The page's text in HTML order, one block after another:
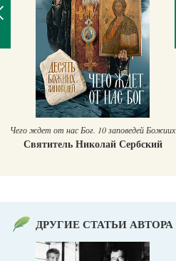
Чего ждет от нас Бог. 10 заповедей Божиих
Святитель Николай Сербский
ДРУГИЕ СТАТЬИ АВТОРА